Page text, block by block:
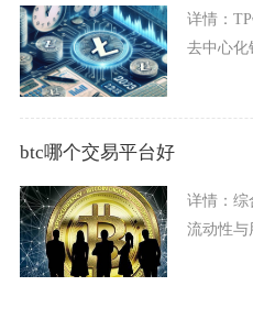
详情：
去中心化
btc哪个交易平台好
详情： 综
流动性与